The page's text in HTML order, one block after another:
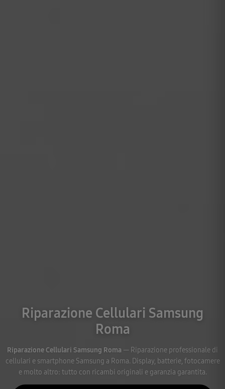
Riparazione Cellulari Samsung
Roma
Riparazione Cellulari Samsung Roma — Riparazione professionale di
cellulari e smartphone Samsung a Roma. Display, batterie, fotocamere
e molto altro: tutto con ricambi originali e garanzia garantita.